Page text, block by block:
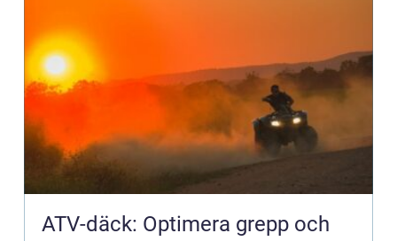
ATV-däck: Optimera grepp och